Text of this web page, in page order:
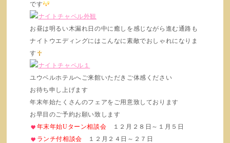
です
お昼は明るい木漏れ日の中に癒しを感じながら進む通路も
ナイトウエディングにはこんなに素敵でおしゃれになりま
す
ユウベルホテルへご来館いただきご体感ください
お待ち申し上げます
年末年始たくさんのフェアをご用意致しております
お早目のご予約お願い致します
年末年始Uターン相談会 １２月２８日～１月５日
ランチ付相談会 １２月２４日～２７日